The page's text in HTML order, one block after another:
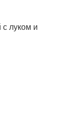
луком и